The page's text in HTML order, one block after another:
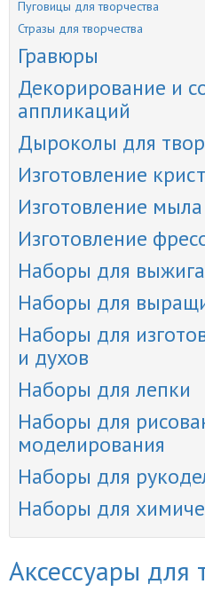
Пуговицы для творчества
Стразы для творчества
Гравюры
Декорирование и
аппликаций
Дыроколы для
Изготовление
Изготовление мыла
Изготовление
Наборы для
Наборы для
Наборы для
и духов
Наборы для лепки
Наборы для
моделирования
Наборы для
Наборы для
Аксессуары для